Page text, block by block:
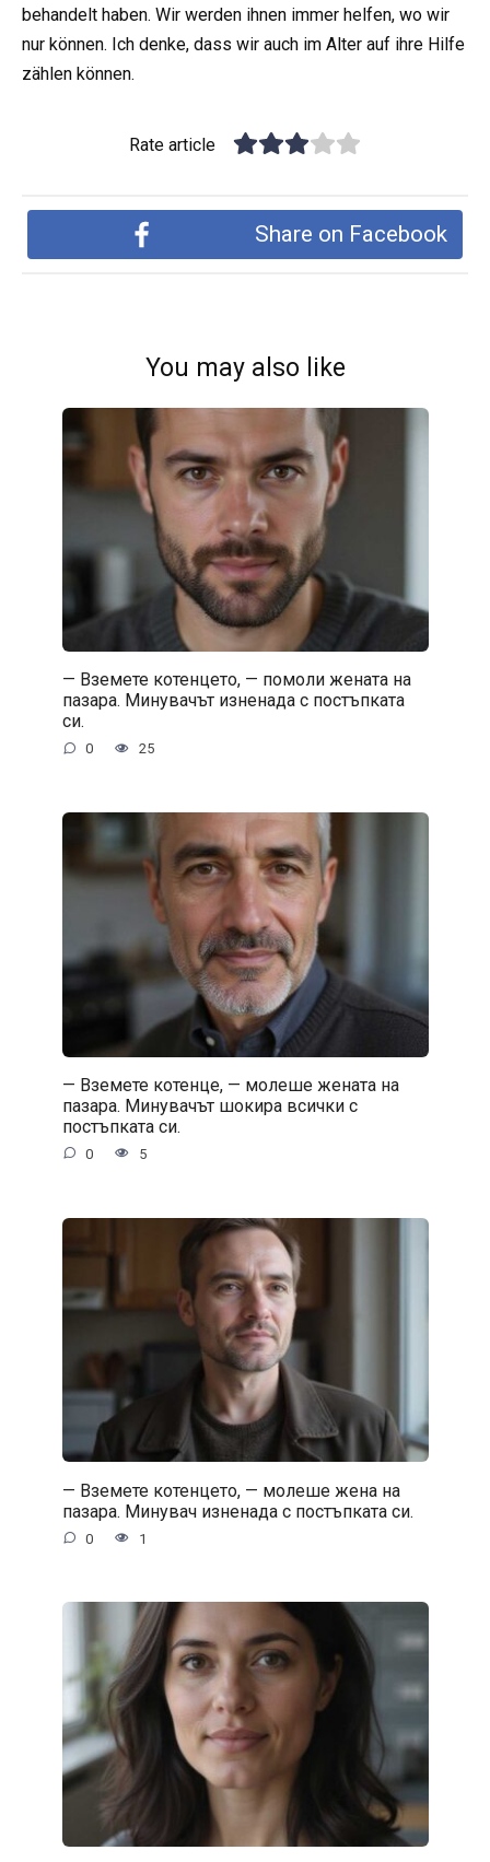
behandelt haben. Wir werden ihnen immer helfen, wo wir
nur können. Ich denke, dass wir auch im Alter auf ihre Hilfe
zählen können.
Rate article
Share on Facebook
You may also like
— Вземете котенцето, — помоли жената на
пазара. Минувачът изненада с постъпката
си.
0 25
— Вземете котенце, — молеше жената на
пазара. Минувачът шокира всички с
постъпката си.
0 5
— Вземете котенцето, — молеше жена на
пазара. Минувач изненада с постъпката си.
0 1